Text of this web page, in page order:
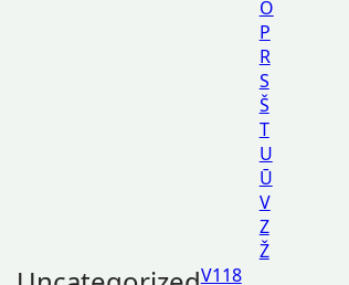
O
P
R
S
Š
T
U
Ū
V
Z
Ž
V118